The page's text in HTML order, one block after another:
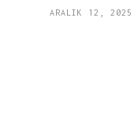
ARALIK 12, 2025